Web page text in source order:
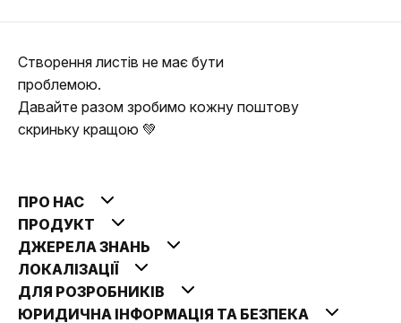
Створення листів не має бути
проблемою.
Давайте разом зробимо кожну поштову
скриньку кращою 💚
ПРО НАС
ПРОДУКТ
ДЖЕРЕЛА ЗНАНЬ
ЛОКАЛІЗАЦІЇ
ДЛЯ РОЗРОБНИКІВ
ЮРИДИЧНА ІНФОРМАЦІЯ ТА БЕЗПЕКА